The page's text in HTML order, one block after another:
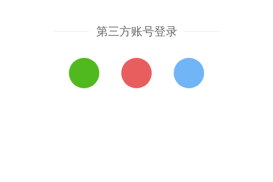
第三方账号登录